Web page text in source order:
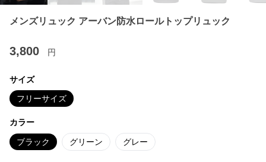
メンズリュック アーバン防水ロールトップリュック
3,800 円
サイズ
フリーサイズ
カラー
ブラック グリーン グレー